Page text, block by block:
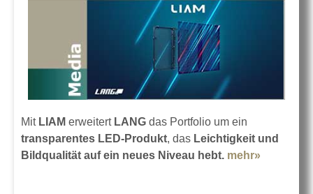
Mit LIAM erweitert LANG das Portfolio um ein
transparentes LED-Produkt, das Leichtigkeit und
Bildqualität auf ein neues Niveau hebt. mehr»